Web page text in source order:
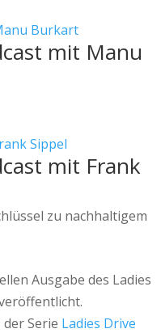
mit Manu
mit Frank
zu nachhaltigem
Ausgabe des Ladies
Serie Ladies Drive